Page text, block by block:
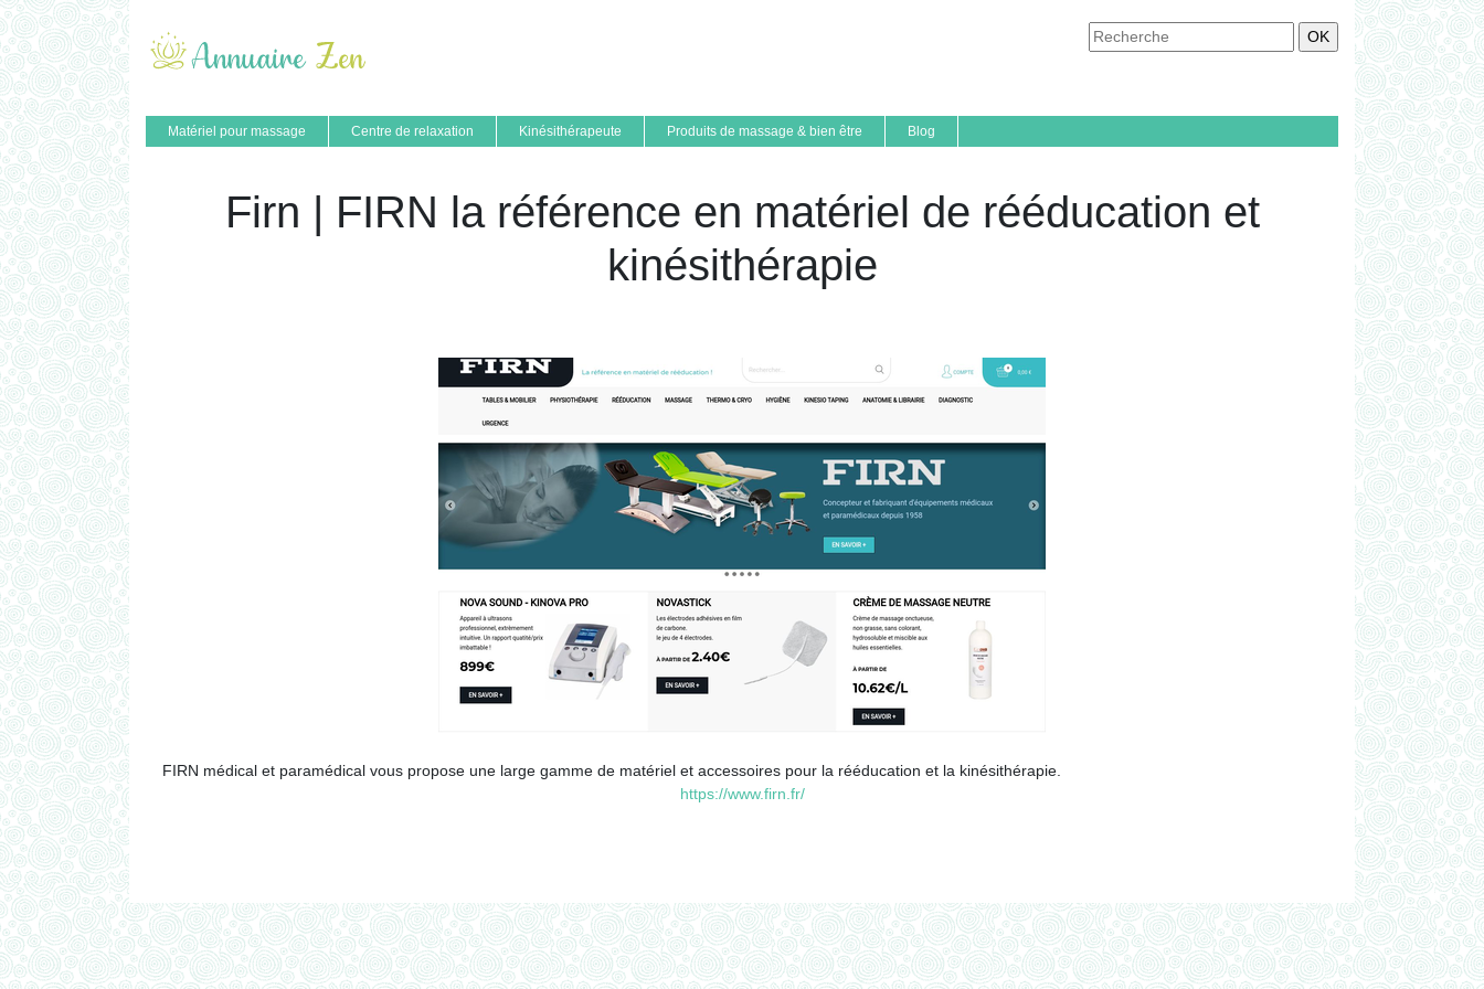
Matériel pour massage Centre de relaxation Kinésithérapeute Produits de massage & bien être Blog
Firn | FIRN la référence en matériel de rééducation et
kinésithéra­pie
FIRN médical et paramédical vous propose une large gamme de matériel et accessoires pour la rééducation et la kinésithérapie.
https://www.firn.fr/